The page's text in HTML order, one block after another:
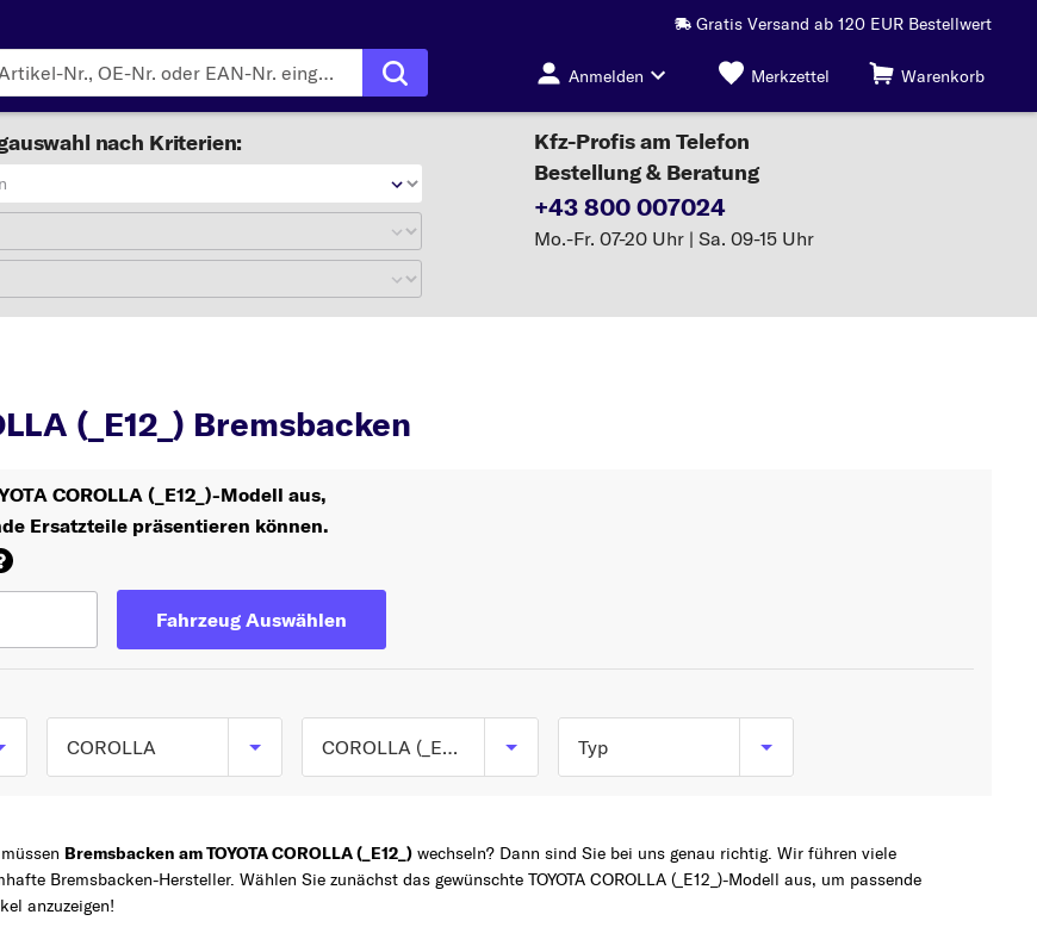
Gratis Versand ab 120 EUR Bestellwert
Anmelden Merkzettel Warenkorb
nach Kriterien:
Kfz-Profis am Telefon
Bestellung & Beratung
+43 800 007024
Mo.-Fr. 07-20 Uhr | Sa. 09-15 Uhr
(_E12_) Bremsbacken
COROLLA (_E12_)-Modell aus,
Ersatzteile präsentieren können.
Fahrzeug Auswählen
COROLLA
COROLLA
AVENSIS
COROLLA (_E12_) ab 01/2001 bis 12/2007
COROLLA (_E10_) ab
Typ
1.4 VVT-i (ZZE120_) (97
Bremsbacken am TOYOTA COROLLA (_E12_) wechseln? Dann sind Sie bei uns genau richtig. Wir führen viele
Bremsbacken-Hersteller. Wählen Sie zunächst das gewünschte TOYOTA COROLLA (_E12_)-Modell aus, um passende
anzuzeigen!